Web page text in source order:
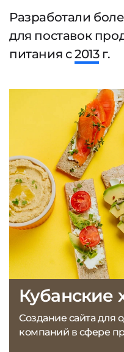
Разработали
для поставок
питания с2013г.
Кубанские
Создание сайта для
компаний в сфере